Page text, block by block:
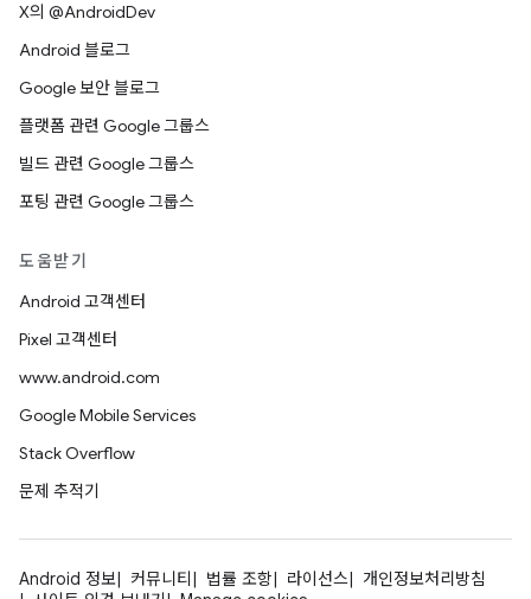
X의 @AndroidDev
Android 블로그
Google 보안 블로그
플랫폼 관련 Google 그룹스
빌드 관련 Google 그룹스
포팅 관련 Google 그룹스
도움받기
Android 고객센터
Pixel 고객센터
www.android.com
Google Mobile Services
Stack Overflow
문제 추적기
Android 정보 커뮤니티 법률 조항 라이선스
개인정보처리방침